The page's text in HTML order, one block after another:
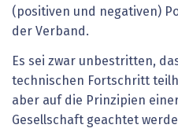
(positiven und negativen)
der Verband.
Es sei zwar unbestritten,
technischen Fortschritt
aber auf die Prinzipien
Gesellschaft geachtet